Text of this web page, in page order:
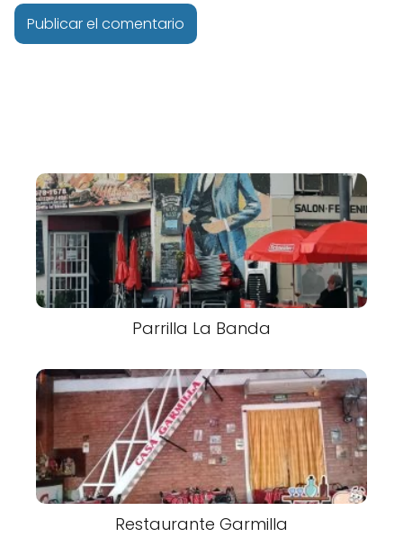
Parrilla La Banda
Restaurante Garmilla